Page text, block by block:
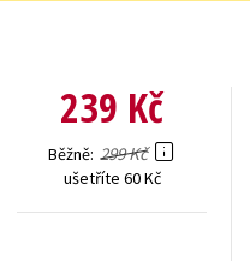
239 Kč
Běžně 299 Kč
ušetříte 60 Kč